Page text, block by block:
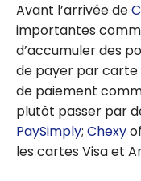
Avant l’arrivée de
importantes
d’accumuler des
de payer par carte
de paiement
plutôt passer par
PaySimply; Chexy
les cartes Visa et